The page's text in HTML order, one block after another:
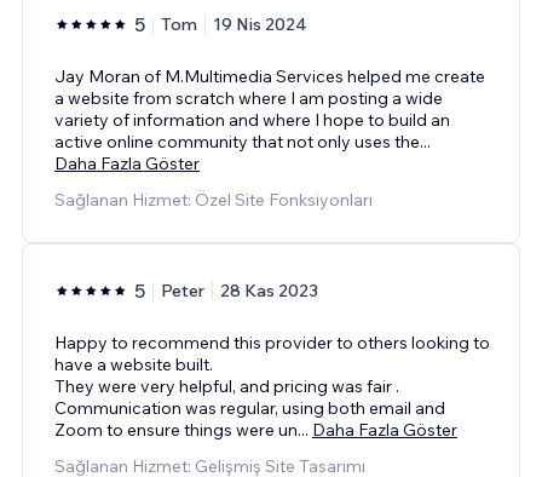
5 Tom 19 Nis 2024
Jay Moran of M.Multimedia Services helped me create
a website from scratch where I am posting a wide
variety of information and where I hope to build an
active online community that not only uses the...
Daha Fazla Göster
Sağlanan Hizmet: Özel Site Fonksiyonları
5 Peter 28 Kas 2023
Happy to recommend this provider to others looking to
have a website built.
They were very helpful, and pricing was fair .
Communication was regular, using both email and
Zoom to ensure things were un... Daha Fazla Göster
Sağlanan Hizmet: Gelişmiş Site Tasarımı